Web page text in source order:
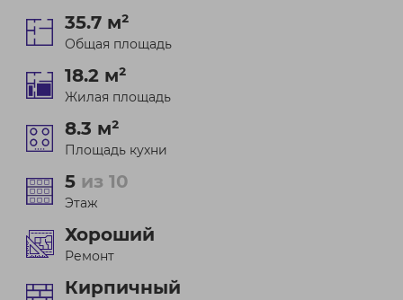
35.7 м²
Общая площадь
18.2 м²
Жилая площадь
8.3 м²
Площадь кухни
5 из 10
Этаж
Хороший
Ремонт
Кирпичный